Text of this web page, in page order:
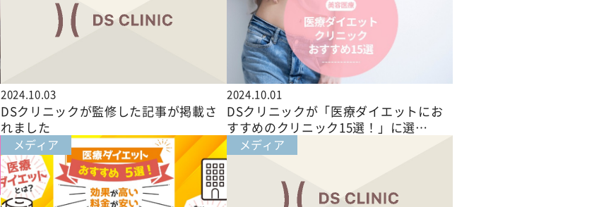
2024.10.03
DSクリニックが監修した記事が掲載さ
れました
2024.10.01
DSクリニックが「医療ダイエットにお
すすめのクリニック15選！」に選…
メディア メディア